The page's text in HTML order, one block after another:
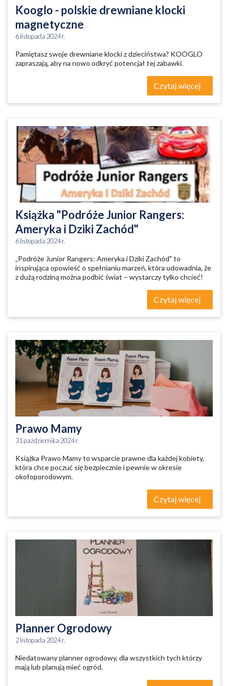
Kooglo - polskie drewniane klocki
magnetyczne
6 listopada 2024 r.
Pamiętasz swoje drewniane klocki z dzieciństwa? KOOGLO
zapraszają, aby na nowo odkryć potencjał tej zabawki.
Czytaj więcej
Książka "Podróże Junior Rangers:
Ameryka i Dziki Zachód"
6 listopada 2024 r.
„Podróże Junior Rangers: Ameryka i Dziki Zachód" to
inspirująca opowieść o spełnianiu marzeń, która udowadnia, że
z dużą rodziną można podbić świat – wystarczy tylko chcieć!
Czytaj więcej
Prawo Mamy
31 października 2024 r.
Książka Prawo Mamy to wsparcie prawne dla każdej kobiety,
która chce poczuć się bezpiecznie i pewnie w okresie
okołoporodowym.
Czytaj więcej
Planner Ogrodowy
2 listopada 2024 r.
Niedatowany planner ogrodowy, dla wszystkich tych którzy
mają lub planują mieć ogród.